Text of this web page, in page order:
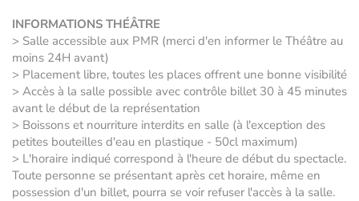
INFORMATIONS THÉÂTRE
> Salle accessible aux PMR (merci d'en informer le Théâtre au
moins 24H avant)
> Placement libre, toutes les places offrent une bonne visibilité
> Accès à la salle possible avec contrôle billet 30 à 45 minutes
avant le début de la représentation
> Boissons et nourriture interdits en salle (à l'exception des
petites bouteilles d'eau en plastique - 50cl maximum)
> L'horaire indiqué correspond à l'heure de début du spectacle.
Toute personne se présentant après cet horaire, même en
possession d'un billet, pourra se voir refuser l'accès à la salle.